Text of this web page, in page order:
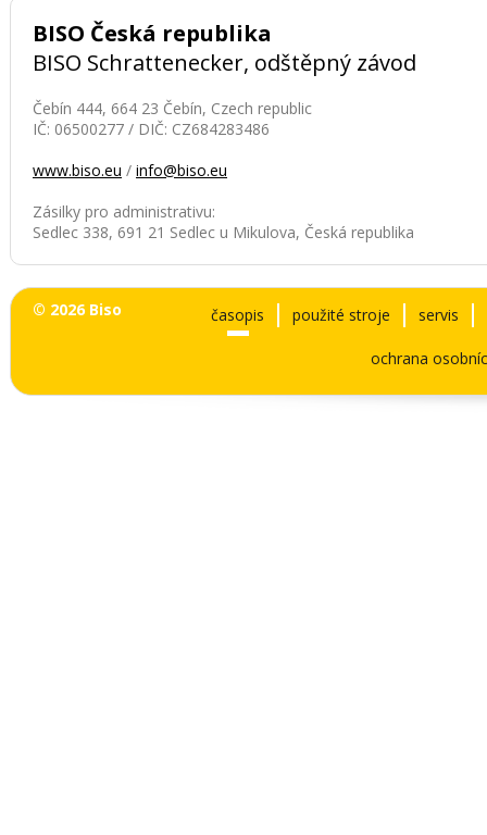
BISO Česká republika
BISO Schrattenecker, odštěpný závod
Čebín 444, 664 23 Čebín, Czech republic
IČ: 06500277 / DIČ: CZ684283486
www.biso.eu / info@biso.eu
Zásilky pro administrativu:
Sedlec 338, 691 21 Sedlec u Mikulova, Česká republika
© 2026 Biso časopis použité stroje servis
ochrana